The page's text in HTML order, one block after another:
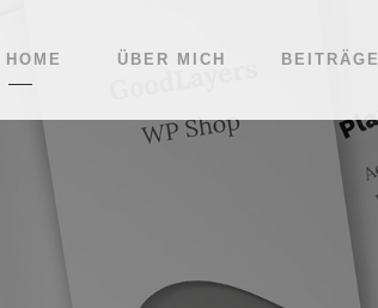
HOME ÜBER MICH BEITRÄGE